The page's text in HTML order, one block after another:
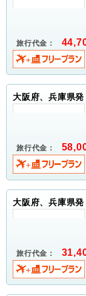
旅行代金：
大阪府、兵庫県発
旅行代金：
大阪府、兵庫県発
旅行代金：